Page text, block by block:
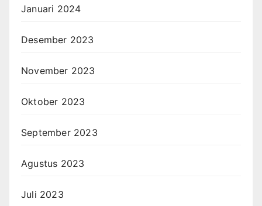
Januari 2024
Desember 2023
November 2023
Oktober 2023
September 2023
Agustus 2023
Juli 2023